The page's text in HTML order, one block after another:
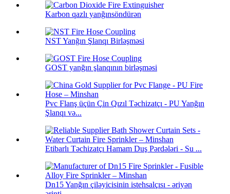
Karbon qazlı yanğınsöndürən
NST Yanğın Şlanqı Birləşməsi
GOST yanğın şlanqının birləşməsi
Pvc Flanş üçün Çin Qızıl Təchizatçı - PU Yanğın
Şlanqı və...
Etibarlı Təchizatçı Hamam Duş Pərdələri - Su ...
Dn15 Yanğın çiləyicisinin istehsalçısı - əriyən